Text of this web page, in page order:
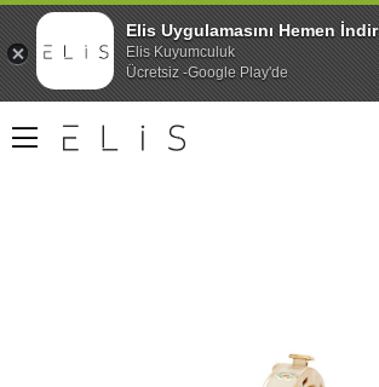
Elis Uygulamasını Hemen İndir
Elis Kuyumculuk
Ücretsiz -Google Play'de